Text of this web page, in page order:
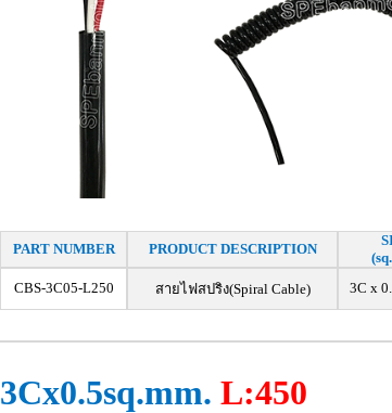
PART NUMBER PRODUCT DESCRIPTION
CBS-3C05-L250 สายไฟสปริง(Spiral Cable) 3C x
3Cx0.5sq.mm. L:450